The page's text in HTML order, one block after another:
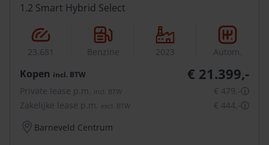
1.2 Smart Hybrid Select
23.681 Benzine 2023 Autom.
Kopen incl. BTW € 21.399,-
Private lease p.m. incl. BTW € 479,-ⓘ
Zakelijke lease p.m.
excl. BTW € 444,-ⓘ
Barneveld Centrum